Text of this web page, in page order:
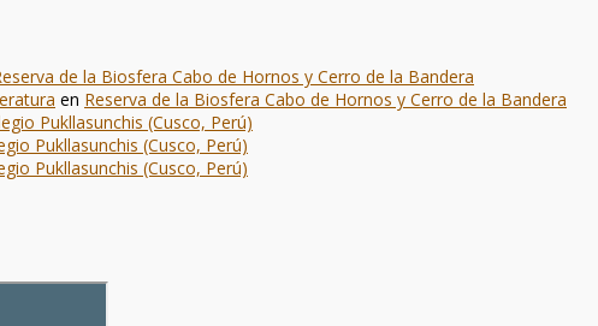
de la Biosfera Cabo de Hornos y Cerro de la Bandera
en Reserva de la Biosfera Cabo de Hornos y Cerro de la Bandera
Pukllasunchis (Cusco, Perú)
Pukllasunchis (Cusco, Perú)
Pukllasunchis (Cusco, Perú)